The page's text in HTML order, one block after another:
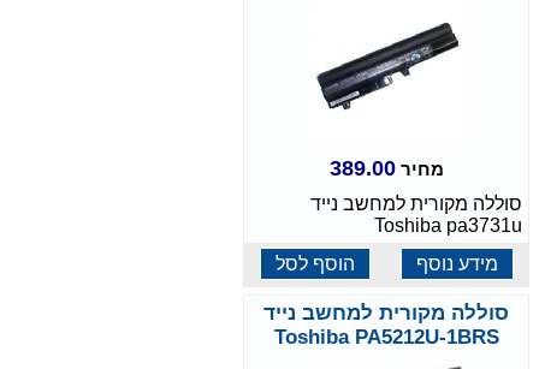
מחיר389.00
סוללה מקורית למחשב נייד
Toshiba pa3731u
מידע נוסף
הוסף לסל
סוללה מקורית למחשב נייד
Toshiba PA5212U-1BRS